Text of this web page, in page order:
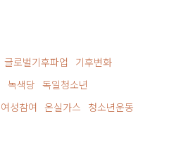
글로벌기후파업
기후변화
녹색당 독일청소년
여성참여 온실가스 청소년운동